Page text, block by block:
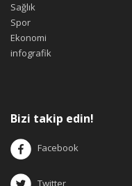
Sağlık
Spor
Ekonomi
infografik
Bizi takip edin!
Facebook
Twitter